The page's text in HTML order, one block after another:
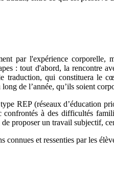
par l'expérience
: tout d'abord, la rencontre
traduction, qui constituera
de l’année, qu’ils soient
REP (réseaux
à des difficultés
proposer un travail subjectif,
et ressenties par les